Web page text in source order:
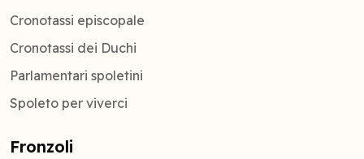
Cronotassi episcopale
Cronotassi dei Duchi
Parlamentari spoletini
Spoleto per viverci
Fronzoli